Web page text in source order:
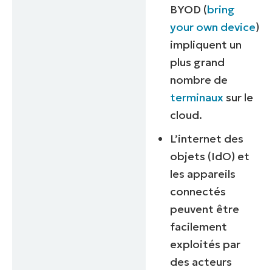
BYOD (bring
your own device)
impliquent un
plus grand
nombre de
terminauxsur le
cloud.
L’internet des
objets (IdO) et
les appareils
connectés
peuvent être
facilement
exploités par
des acteurs